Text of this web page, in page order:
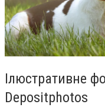
Ілюстративне
Depositphotos